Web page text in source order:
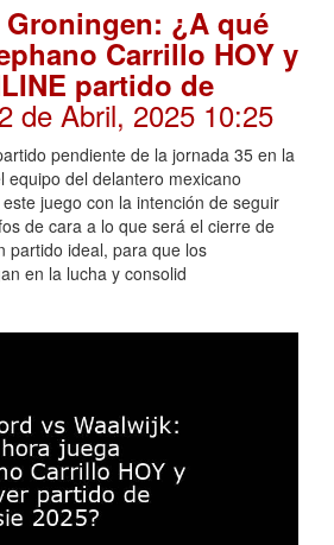
¿A qué
Carrillo HOY y
partido de
de Abril, 2025 10:25
pendiente de la jornada 35 en la
equipo del delantero mexicano
juego con la intención de seguir
de cara a lo que será el cierre de
partido ideal, para que los
en la lucha y consolid